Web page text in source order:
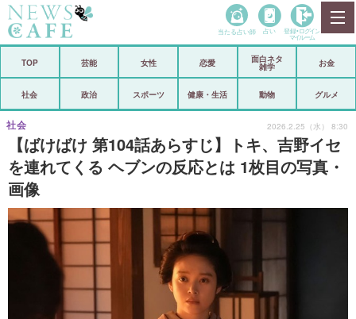
政治
芸能 スポーツ
コメントポスト アリ／ナシ
リリース ショップ
登録・ログイン/マイルーム
当たる占い師 占い 登録• ログイン
マイルーム
TOP 芸能 女性 恋愛
面白ネタ
雑学
お金
社会 政治 スポーツ 健康・生活 動物 グルメ
【ばけばけ 第104話あらすじ】トキ、吉野イセ
を連れてくる ヘブンの反応とは 1枚目の写真・
画像
社会 2026.2.25（水） 8:30